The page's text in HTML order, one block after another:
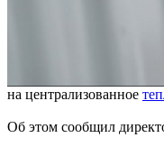
на централизованное
Об этом сообщил